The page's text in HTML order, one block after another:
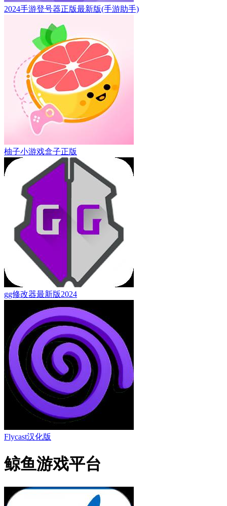
2024手游登号器正版最新版(手游助手)
柚子小游戏盒子正版
gg修改器最新版2024
Flycast汉化版
鲸鱼游戏平台